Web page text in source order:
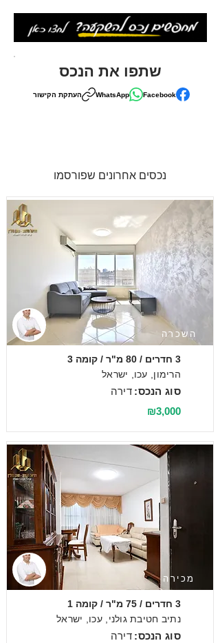
שתפו את הנכס
Facebook
WhatsApp העתקת הקישור
נכסים אחרונים שפורסמו
השכרה
3 חדרים / 80 מ"ר / קומה 3
הרימון, עכו, ישראל
דירה סוג הנכס:
₪3,000
מכירה
3 חדרים / 75 מ"ר / קומה 1
נתיב חטיבת גולני, עכו, ישראל
דירה סוג הנכס: